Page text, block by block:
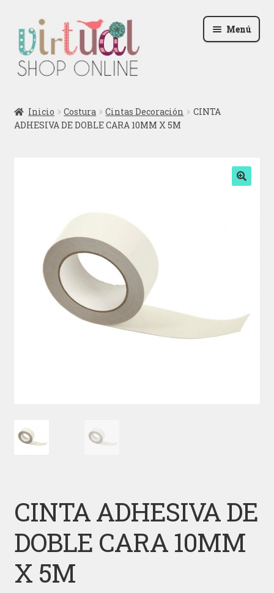
la
navegación
al
contenido
Menú
Podcast
Iniciar sesión
Inicio Costura Cintas Decoración
CINTA
ADHESIVA DE DOBLE CARA 10MM X 5M
CINTA ADHESIVA DE
DOBLE CARA 10MM
X 5M